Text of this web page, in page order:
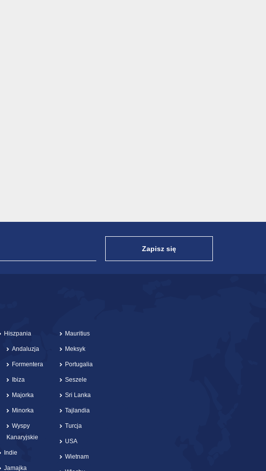
Zapisz się
Hiszpania
Andaluzja
Formentera
Ibiza
Majorka
Minorka
Wyspy
Kanaryjskie
Indie
Jamajka
Mauritius
Meksyk
Portugalia
Seszele
Sri Lanka
Tajlandia
Turcja
USA
Wietnam